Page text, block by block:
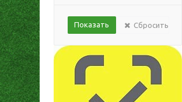
Сбросить